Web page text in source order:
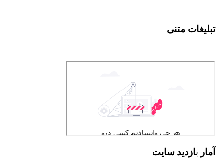
تبلیغات متنی
آمار بازدید سایت